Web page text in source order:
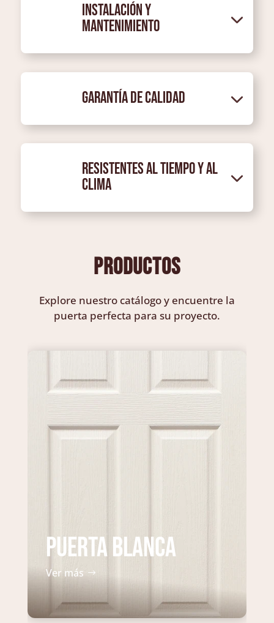
Instalación y
Mantenimiento
Garantía de Calidad
Resistentes al tiempo y al
clima
productos
Explore nuestro catálogo y encuentre la
puerta perfecta para su proyecto.
Puerta Blanca
Ver más